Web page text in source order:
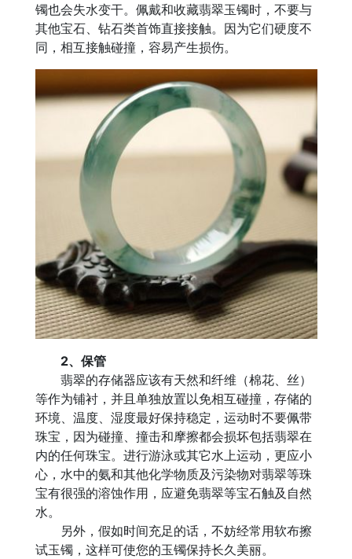
镯也会失水变干。佩戴和收藏翡翠玉镯时，不要与
其他宝石、钻石类首饰直接接触。因为它们硬度不
同，相互接触碰撞，容易产生损伤。
2、保管
翡翠的存储器应该有天然和纤维（棉花、丝）
等作为铺衬，并且单独放置以免相互碰撞，存储的
环境、温度、湿度最好保持稳定，运动时不要佩带
珠宝，因为碰撞、撞击和摩擦都会损坏包括翡翠在
内的任何珠宝。进行游泳或其它水上运动，更应小
心，水中的氨和其他化学物质及污染物对翡翠等珠
宝有很强的溶蚀作用，应避免翡翠等宝石触及自然
水。
另外，假如时间充足的话，不妨经常用软布擦
试玉镯，这样可使您的玉镯保持长久美丽。